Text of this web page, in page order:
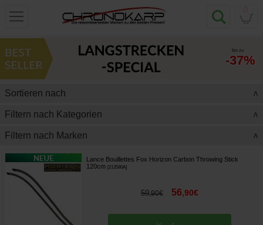
bis zu
-37%
Sortieren nach >
Filtern nach Kategorien >
Filtern nach Marken >
Lance Bouillettes Fox Horizon Carbon Throwing Stick
120cm
213580A]
59,90€ 56,90€